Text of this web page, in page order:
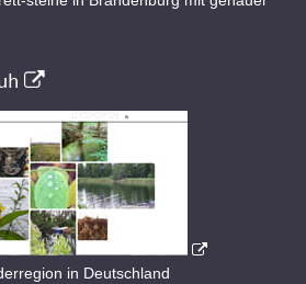
in Deutschland